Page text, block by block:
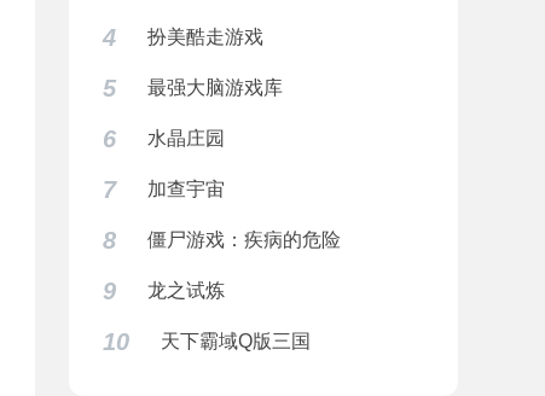
4 扮美酷走游戏
5 最强大脑游戏库
6 水晶庄园
7 加查宇宙
8 僵尸游戏：疾病的危险
9 龙之试炼
10 天下霸域Q版三国